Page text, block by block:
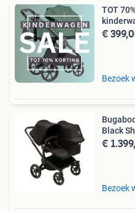
TOT
€
Bezoek
Black
€
Bezoek